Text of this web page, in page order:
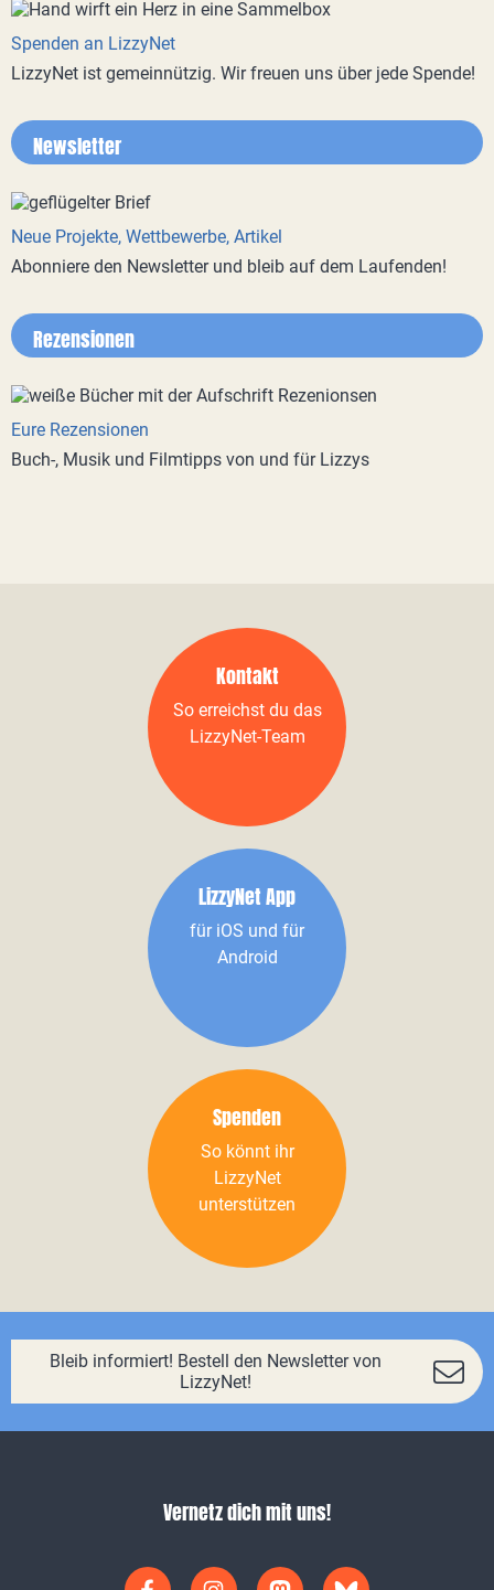
Spenden an LizzyNet
LizzyNet ist gemeinnützig. Wir freuen uns über jede Spende!
Newsletter
Neue Projekte, Wettbewerbe, Artikel
Abonniere den Newsletter und bleib auf dem Laufenden!
Rezensionen
Eure Rezensionen
Buch-, Musik und Filmtipps von und für Lizzys
Kontakt
So erreichst du das
LizzyNet-Team
LizzyNet App
für iOS und für
Android
Spenden
So könnt ihr
LizzyNet
unterstützen
Bleib informiert! Bestell den Newsletter von
LizzyNet!
Vernetz dich mit uns!